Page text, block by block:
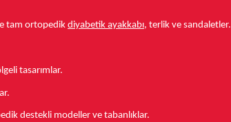
tam ortopedik diyabetik ayakkabı, terlik ve sandaletler.
tasarımlar.
destekli modeller ve tabanlıklar.